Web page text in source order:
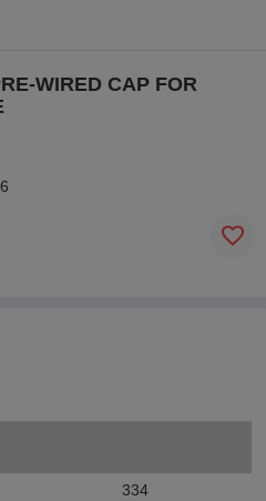
WIRED CAP FOR
334